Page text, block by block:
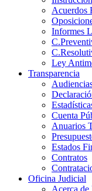
Acuerdos
Informes
Ley
Transparencia
Cuenta
Anuarios
Estados
Contratos
Oficina Judicial